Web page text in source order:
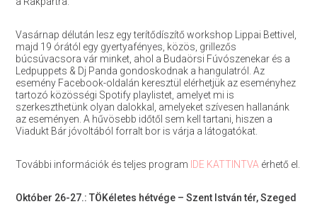
Vasárnap délután lesz egy terítődíszítő workshop Lippai Bettivel,
majd 19 órától egy gyertyafényes, közös, grillezős
búcsúvacsora vár minket, ahol a Budaörsi Fúvószenekar és a
Ledpuppets & Dj Panda gondoskodnak a hangulatról. Az
esemény Facebook-oldalán keresztül elérhetjük az eseményhez
tartozó közösségi Spotify playlistet, amelyet mi is
szerkeszthetünk olyan dalokkal, amelyeket szívesen hallanánk
az eseményen. A hűvösebb időtől sem kell tartani, hiszen a
Viadukt Bár jóvoltából forralt bor is várja a látogatókat.
További információk és teljes program IDE KATTINTVA érhető el.
Október 26-27.: TÖKéletes hétvége – Szent István tér, Szeged